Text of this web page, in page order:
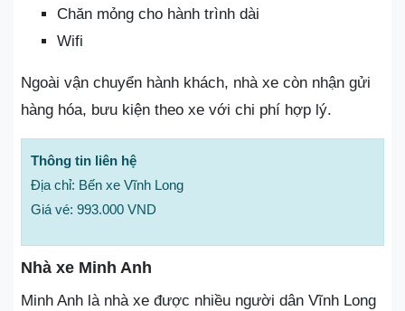
Chăn mỏng cho hành trình dài
Wifi
Ngoài vận chuyển hành khách, nhà xe còn nhận gửi
hàng hóa, bưu kiện theo xe với chi phí hợp lý.
Thông tin liên hệ
Địa chỉ: Bến xe Vĩnh Long
Giá vé: 993.000 VND
Nhà xe Minh Anh
Minh Anh là nhà xe được nhiều người dân Vĩnh Long